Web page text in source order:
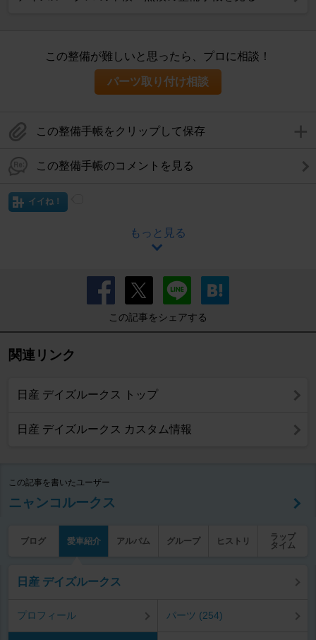
この整備が難しいと思ったら、プロに相談！
パーツ取り付け相談
この整備手帳をクリップして保存
この整備手帳のコメントを見る
イイね！
もっと見る
この記事をシェアする
関連リンク
日産 デイズルークス トップ
日産 デイズルークス カスタム情報
この記事を書いたユーザー
ニャンコルークス
ブログ 愛車紹介 アルバム グループ ヒストリ
ラップ
タイム
日産 デイズルークス
プロフィール パーツ (254)